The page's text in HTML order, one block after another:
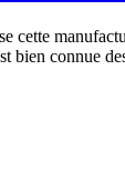
cette
bien connue